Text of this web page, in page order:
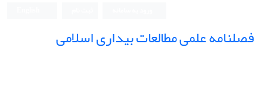
فصلنامه علمی مطالعات بیداری اسلامی